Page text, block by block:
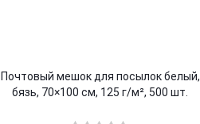
Почтовый мешок для посылок белый,
бязь, 70×100 см, 125 г/м², 500 шт.